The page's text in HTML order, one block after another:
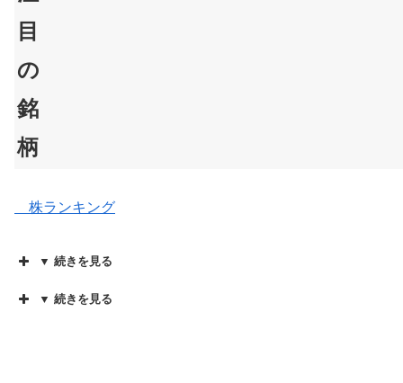
目
の
銘
柄
株ランキング
▼ 続きを見る
▼ 続きを見る